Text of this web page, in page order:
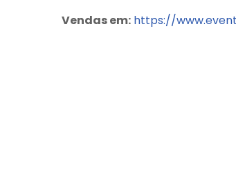
Vendas em: https://